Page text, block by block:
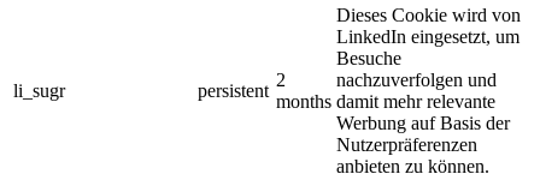
li_sugr persistent
2
months
Dieses Cookie wird von
LinkedIn eingesetzt, um
Besuche
nachzuverfolgen und
damit mehr relevante
Werbung auf Basis der
Nutzerpräferenzen
anbieten zu können.